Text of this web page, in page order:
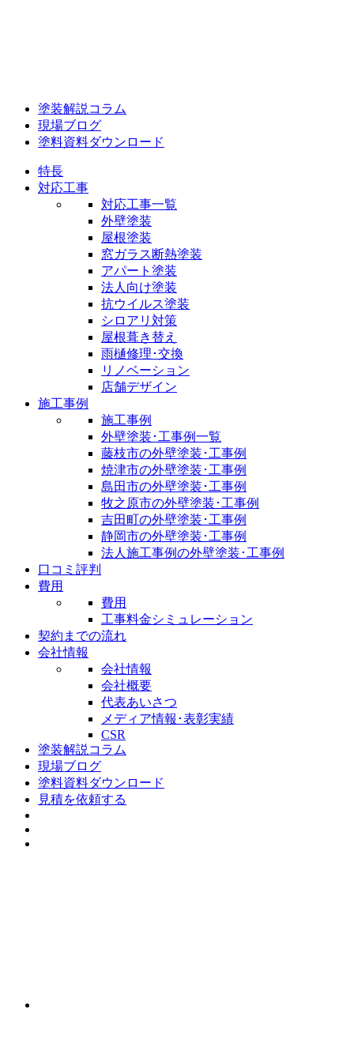
塗装解説コラム
現場ブログ
塗料資料ダウンロード
特長
対応工事
対応工事一覧
外壁塗装
屋根塗装
窓ガラス断熱塗装
アパート塗装
法人向け塗装
抗ウイルス塗装
シロアリ対策
屋根葺き替え
雨樋修理･交換
リノベーション
店舗デザイン
施工事例
施工事例
外壁塗装･工事例一覧
藤枝市の外壁塗装･工事例
焼津市の外壁塗装･工事例
島田市の外壁塗装･工事例
牧之原市の外壁塗装･工事例
吉田町の外壁塗装･工事例
静岡市の外壁塗装･工事例
法人施工事例の外壁塗装･工事例
口コミ評判
費用
費用
工事料金シミュレーション
契約までの流れ
会社情報
会社情報
会社概要
代表あいさつ
メディア情報･表彰実績
CSR
塗装解説コラム
現場ブログ
塗料資料ダウンロード
見積を依頼する